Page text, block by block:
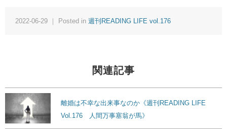
2022-06-29 ｜ Posted in 週刊READING LIFE vol.176
関連記事
離婚は不幸な出来事なのか《週刊READING LIFE
Vol.176 人間万事塞翁が馬》